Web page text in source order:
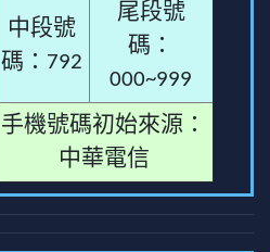
中段號
碼：792
尾段號
碼：
000~999
手機號碼初始來源：
中華電信